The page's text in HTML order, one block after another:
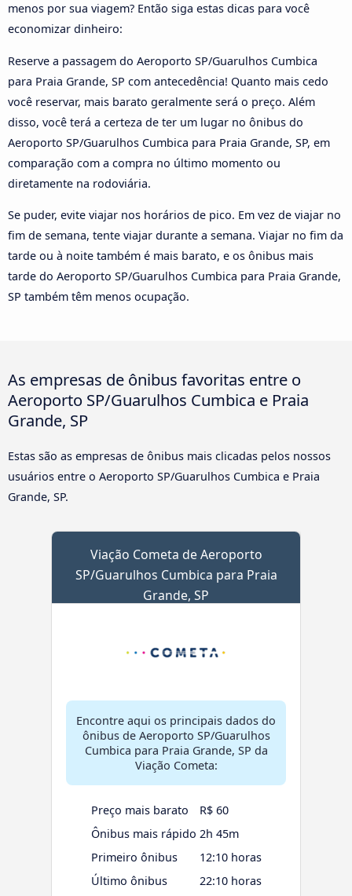
menos por sua viagem? Então siga estas dicas para você
economizar dinheiro:
Reserve a passagem do Aeroporto SP/Guarulhos Cumbica
para Praia Grande, SP com antecedência! Quanto mais cedo
você reservar, mais barato geralmente será o preço. Além
disso, você terá a certeza de ter um lugar no ônibus do
Aeroporto SP/Guarulhos Cumbica para Praia Grande, SP, em
comparação com a compra no último momento ou
diretamente na rodoviária.
Se puder, evite viajar nos horários de pico. Em vez de viajar no
fim de semana, tente viajar durante a semana. Viajar no fim da
tarde ou à noite também é mais barato, e os ônibus mais
tarde do Aeroporto SP/Guarulhos Cumbica para Praia Grande,
SP também têm menos ocupação.
As empresas de ônibus favoritas entre o
Aeroporto SP/Guarulhos Cumbica e Praia
Grande, SP
Estas são as empresas de ônibus mais clicadas pelos nossos
usuários entre o Aeroporto SP/Guarulhos Cumbica e Praia
Grande, SP.
Viação Cometa de Aeroporto
SP/Guarulhos Cumbica para Praia
Grande, SP
Encontre aqui os principais dados do
ônibus de Aeroporto SP/Guarulhos
Cumbica para Praia Grande, SP da
Viação Cometa:
Preço mais barato
R$ 60
Ônibus mais rápido 2h 45m
Primeiro ônibus
12:10 horas
Último ônibus
22:10 horas